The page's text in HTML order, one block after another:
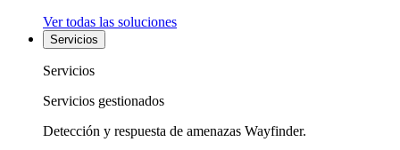
Ver todas las soluciones
Servicios
Servicios
Servicios gestionados
Detección y respuesta de amenazas Wayfinder.